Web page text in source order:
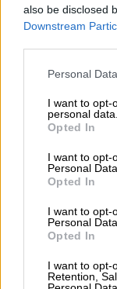
also be disclosed
Downstream
Please note that
not limited to
grant or deny
use your data for
consent section.
Personal
I want to opt-
personal data.
Opted In
I want to opt-
Personal Data.
Opted In
I want to opt-
Personal
Opted In
I want to opt-
Retention,
ΑΛΛΑ #TAGS
ταξίδια
φωτιά τώρα